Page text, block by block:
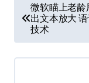
章
导
航
微软瞄上老龄
出文本放大
技术